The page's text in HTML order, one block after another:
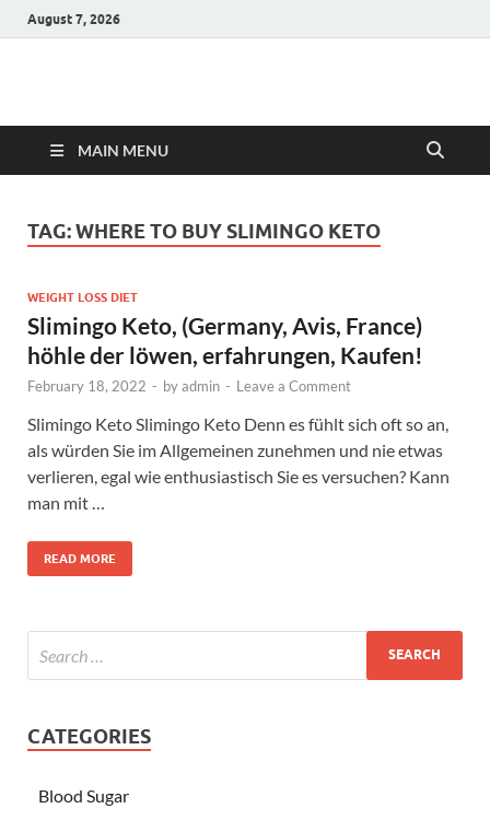
August 7, 2026
Hulk Supplements
MAIN MENU
TAG:WHERE TO BUY SLIMINGO KETO
WEIGHT LOSS DIET
Slimingo Keto, (Germany, Avis, France)
höhle der löwen, erfahrungen, Kaufen!
February 18, 2022 - byadmin - Leave a Comment
Slimingo Keto Slimingo Keto Denn es fühlt sich oft so an,
als würden Sie im Allgemeinen zunehmen und nie etwas
verlieren, egal wie enthusiastisch Sie es versuchen? Kann
man mit …
READ MORE
CATEGORIES
Blood Sugar